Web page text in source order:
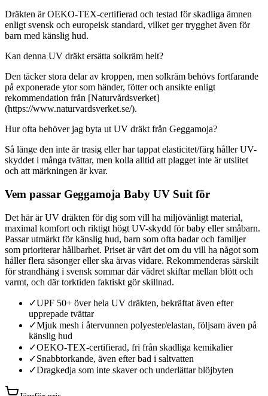
Dräkten är OEKO-TEX-certifierad och testad för skadliga ämnen
enligt svensk och europeisk standard, vilket ger trygghet även för
barn med känslig hud.
Kan denna UV dräkt ersätta solkräm helt?
Den täcker stora delar av kroppen, men solkräm behövs fortfarande
på exponerade ytor som händer, fötter och ansikte enligt
rekommendation från [Naturvårdsverket]
(https://www.naturvardsverket.se/).
Hur ofta behöver jag byta ut UV dräkt från Geggamoja?
Så länge den inte är trasig eller har tappat elasticitet/färg håller UV-
skyddet i många tvättar, men kolla alltid att plagget inte är utslitet
och att märkningen är kvar.
Vem passar Geggamoja Baby UV Suit för
Det här är UV dräkten för dig som vill ha miljövänligt material,
maximal komfort och riktigt högt UV-skydd för baby eller småbarn.
Passar utmärkt för känslig hud, barn som ofta badar och familjer
som prioriterar hållbarhet. Priset är värt det om du vill ha något som
håller flera säsonger eller ska ärvas vidare. Rekommenderas särskilt
för strandhäng i svensk sommar där vädret skiftar mellan blött och
varmt, och där torktiden faktiskt gör skillnad.
✓UPF 50+ över hela UV dräkten, bekräftat även efter
upprepade tvättar
✓Mjuk mesh i återvunnen polyester/elastan, följsam även på
känslig hud
✓OEKO-TEX-certifierad, fri från skadliga kemikalier
✓Snabbtorkande, även efter bad i saltvatten
✓Dragkedja som inte skaver och underlättar blöjbyten